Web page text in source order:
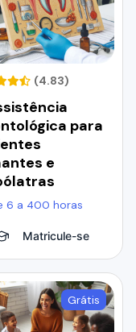
(4.83)
para
e
6 a 400 horas
Matricule-se
Grátis